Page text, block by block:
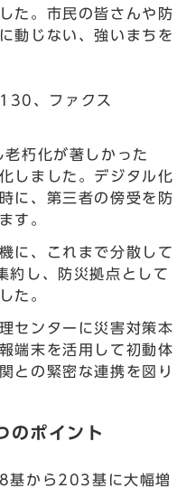
た。市民の皆さんや防
動じない、強いまちを
、ファクス
朽化が著しかった
しました。デジタル化
に、第三者の傍受を防
す。
に、これまで分散して
約し、防災拠点として
た。
センターに災害対策本
端末を活用して初動体
との緊密な連携を図り
のポイント
8基から203基に大幅増